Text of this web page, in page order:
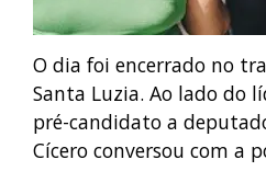
O dia foi encerrado no
Santa Luzia. Ao lado do
pré-candidato a
Cícero conversou com a